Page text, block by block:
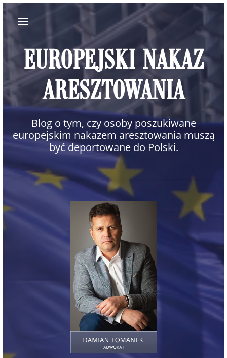
EUROPEJSKI NAKAZ
ARESZTOWANIA
Blog o tym, czy osoby poszukiwane
europejskim nakazem aresztowania muszą
być deportowane do Polski.